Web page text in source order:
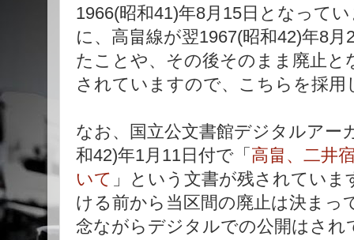
1966(昭和41)年8月15日となって
に、高畠線が翌1967(昭和42)年8
たことや、その後そのまま廃止と
されていますので、こちらを採用
なお、国立公文書館デジタルアー
和42)年1月11日付で「 高畠、二井
いて 」という文書が残されてい
ける前から当区間の廃止は決まっ
念ながらデジタルでの公開はさ